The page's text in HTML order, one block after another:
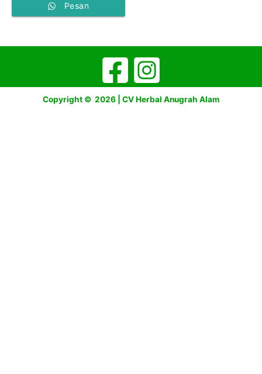
Pesan
Copyright © 2026 | CV Herbal Anugrah Alam